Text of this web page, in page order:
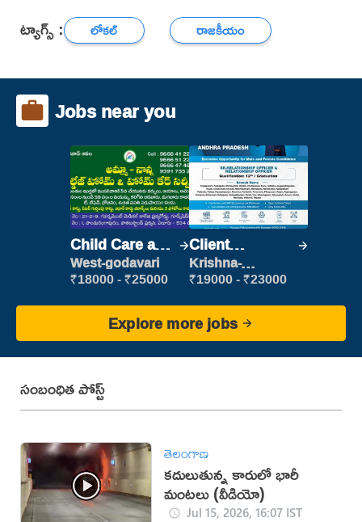
ట్యాగ్స్ : లోకల్ రాజకీయం
Jobs near you
Child Care and
Patient care
West-godavari
₹18000 - ₹25000
Client
Relationship
Executive
Krishna-
vijayawada
₹19000 - ₹23000
Explore more jobs
సంబంధిత పోస్ట్
తెలంగాణ
కదులుతున్న కారులో భారీ
మంటలు (వీడియో)
Jul 15, 2026, 16:07 IST